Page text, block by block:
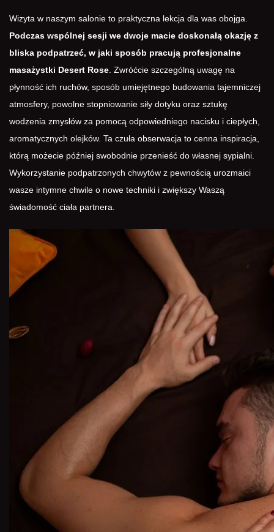
Wizyta w naszym salonie to praktyczna lekcja dla was obojga.
Podczas wspólnej sesji we dwoje macie doskonałą okazję z
bliska podpatrzeć, w jaki sposób pracują profesjonalne
masażystki Desert Rose . Zwróćcie szczególną uwagę na
płynność ich ruchów, sposób umiejętnego budowania tajemniczej
atmosfery, powolne stopniowanie siły dotyku oraz sztukę
wodzenia zmysłów za pomocą odpowiedniego nacisku i ciepłych,
aromatycznych olejków. Ta czuła obserwacja to cenna inspiracja,
którą możecie później swobodnie przenieść do własnej sypialni.
Wykorzystanie podpatrzonych chwytów z pewnością urozmaici
wasze intymne chwile o nowe techniki i zwiększy Waszą
świadomość ciała partnera.